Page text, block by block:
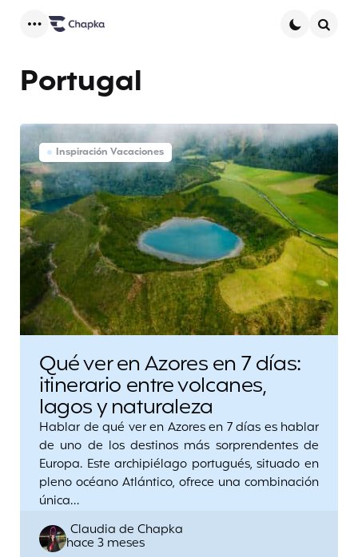
Portugal
Inspiración Vacaciones
Qué ver en Azores en 7 días:
itinerario entre volcanes,
lagos y naturaleza
Hablar de qué ver en Azores en 7 días es hablar
de uno de los destinos más sorprendentes de
Europa. Este archipiélago portugués, situado en
pleno océano Atlántico, ofrece una combinación
única…
Posted
by
Claudia de Chapka
hace 3 meses